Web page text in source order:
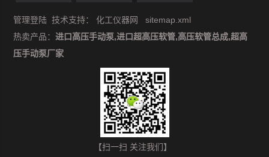
管理登陆 技术支持：化工仪器网
sitemap.xml
热卖产品：进口高压手动泵,进口超高压软管,高压软管总成,超高
压手动泵厂家
【扫一扫 关注我们】